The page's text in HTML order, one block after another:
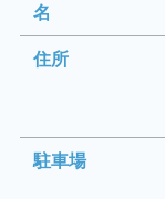
名
住所
駐車場